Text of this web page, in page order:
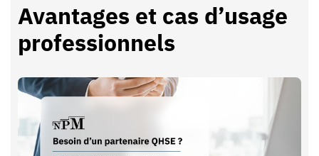
Avantages et cas d’usage
professionnels